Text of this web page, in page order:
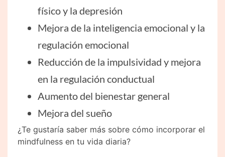
físico y la depresión
Mejora de la inteligencia emocional y la
regulación emocional
Reducción de la impulsividad y mejora
en la regulación conductual
Aumento del bienestar general
Mejora del sueño
¿Te gustaría saber más sobre cómo incorporar el
mindfulness en tu vida diaria?